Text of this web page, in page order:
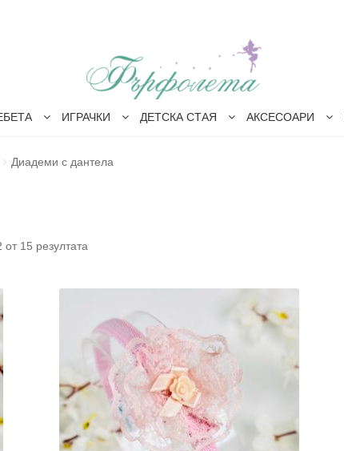
ИГРАЧКИ ДЕТСКА СТАЯ АКСЕСОАРИ
Диадеми с дантела
15 резултата